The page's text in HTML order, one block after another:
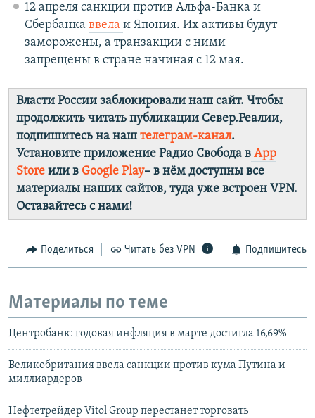
12 апреля санкции против Альфа-Банка и
Сбербанка ввела и Япония. Их активы будут
заморожены, а транзакции с ними
запрещены в стране начиная с 12 мая.
Власти России заблокировали наш сайт. Чтобы
продолжить читать публикации Север.Реалии,
подпишитесь на наш телеграм-канал.
Установите приложение Радио Свобода в App
Store или в Google Play– в нём доступны все
материалы наших сайтов, туда уже встроен VPN.
Оставайтесь с нами!
Поделиться Читать без VPN Подпишитесь
Материалы по теме
Центробанк: годовая инфляция в марте достигла 16,69%
Великобритания ввела санкции против кума Путина и
миллиардеров
Нефтетрейдер Vitol Group перестанет торговать